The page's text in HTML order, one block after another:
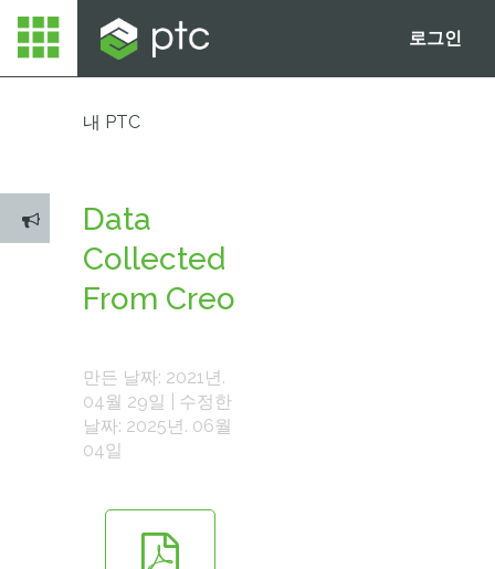
로그인
내 PTC
Data
Collected
From Creo
만든 날짜: 2021년.
04월 29일 | 수정한
날짜: 2025년. 06월
04일